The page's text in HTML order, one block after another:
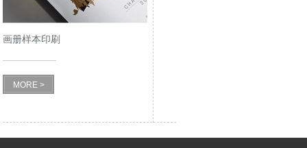
画册样本印刷
MORE >